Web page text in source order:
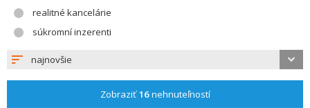
realitné kancelárie
súkromní inzerenti
najnovšie
Zobraziť16nehnuteľností